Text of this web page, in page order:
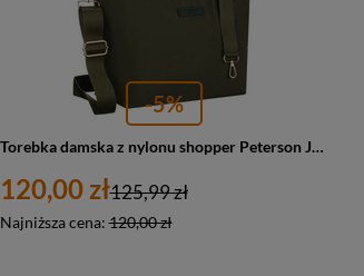
-5%
Torebka damska z nylonu shopper Peterson JN-10 duża A4 zielona
120,00 zł
Najniższa cena:120,00 zł
125,99 zł